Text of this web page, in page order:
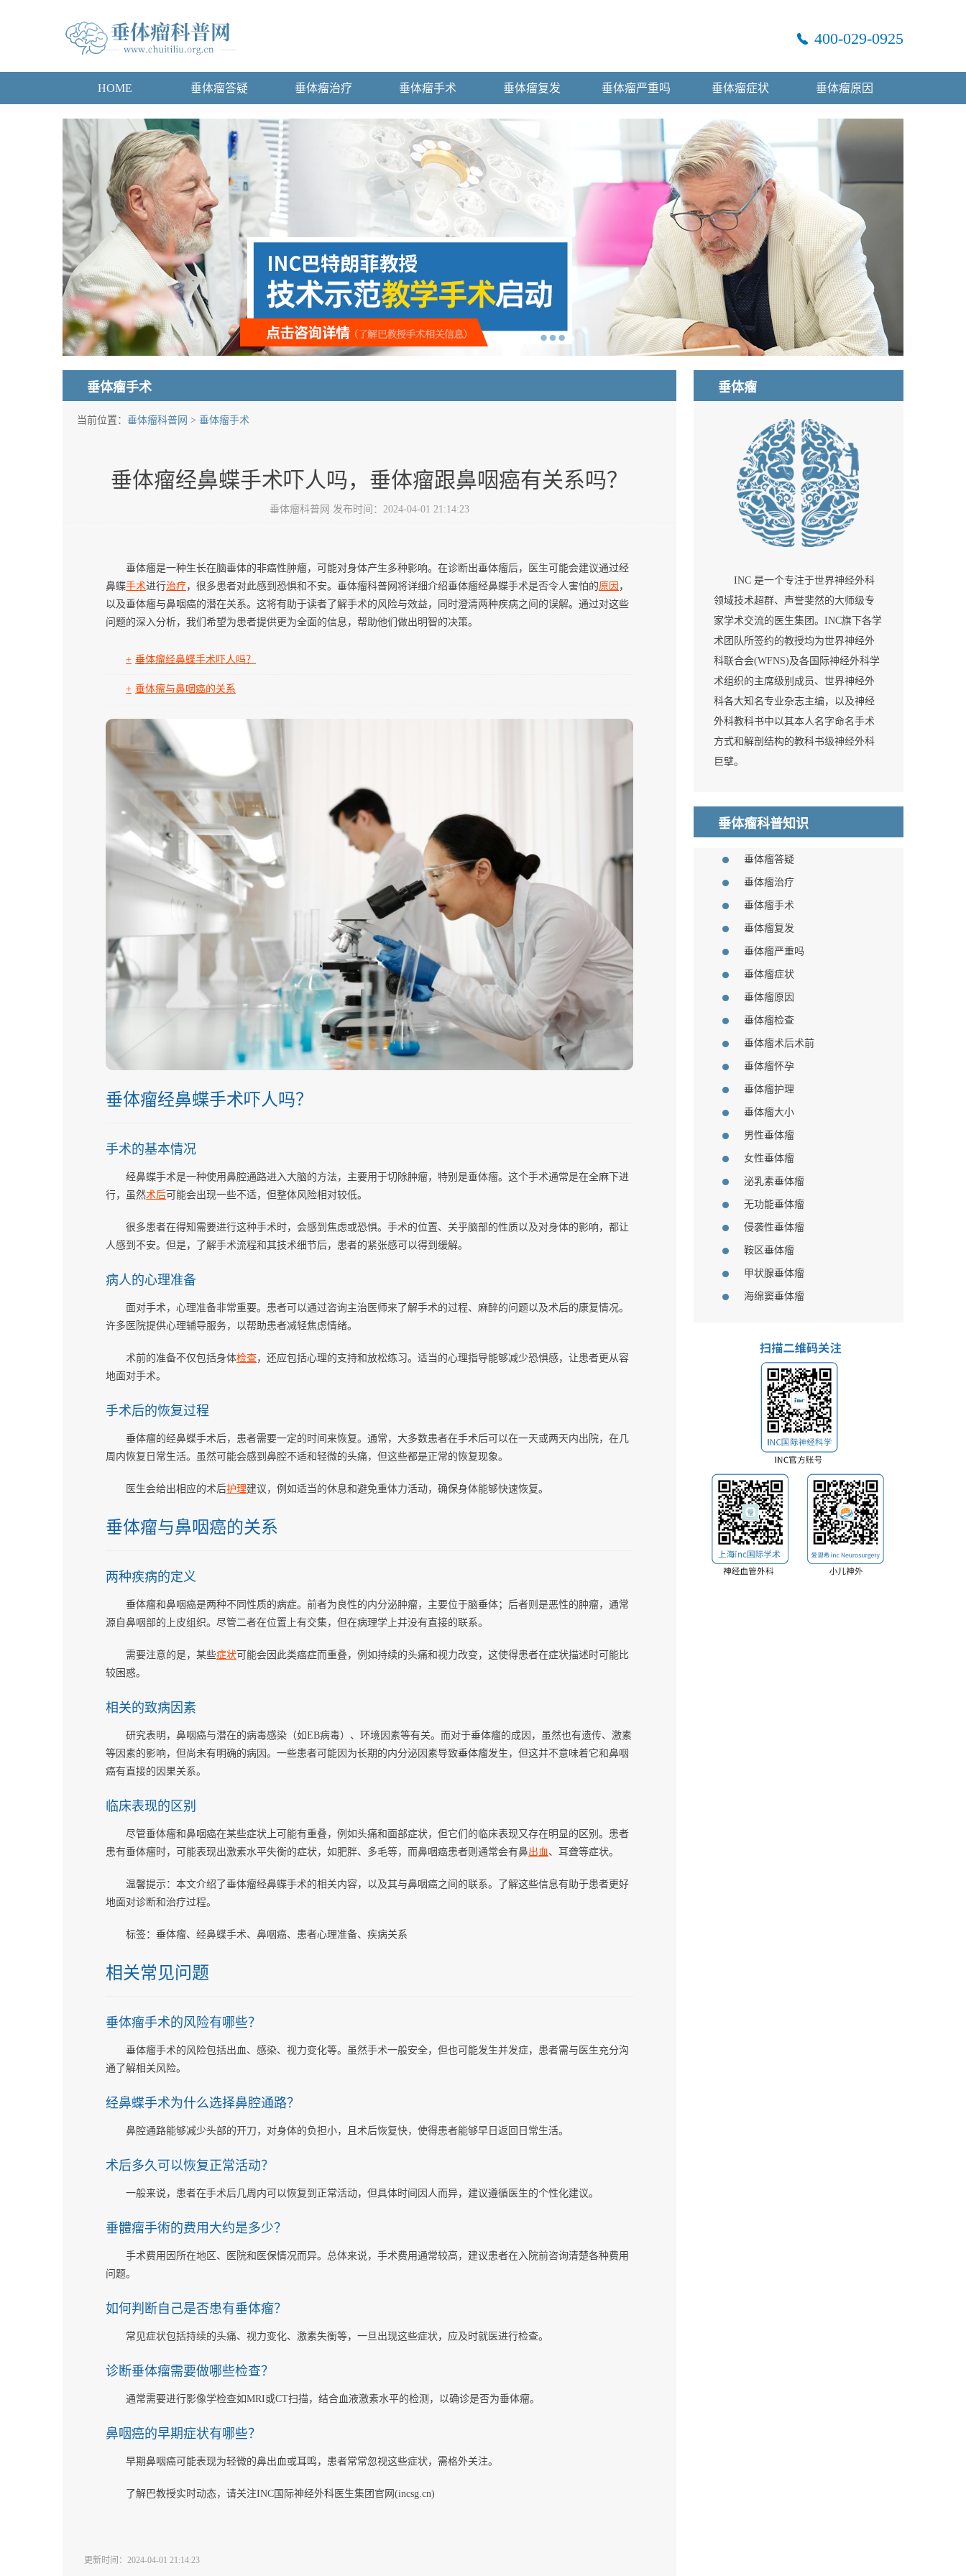
HOME 垂体瘤答疑 垂体瘤治疗 垂体瘤手术 垂体瘤复发 垂体瘤严重吗 垂体瘤症状 垂体瘤原因
400-029-0925
垂体瘤手术
当前位置： 垂体瘤科普网 > 垂体瘤手术
垂体瘤经鼻蝶手术吓人吗，垂体瘤跟鼻咽癌有关系吗？
垂体瘤科普网 发布时间：2024-04-01 21:14:23
垂体瘤是一种生长在脑垂体的非癌性肿瘤，可能对身体产生多种影响。在诊断出垂体瘤后，医生可能会建议通过经
鼻蝶手术进行治疗，很多患者对此感到恐惧和不安。垂体瘤科普网将详细介绍垂体瘤经鼻蝶手术是否令人害怕的原因 ，
以及垂体瘤与鼻咽癌的潜在关系。这将有助于读者了解手术的风险与效益，同时澄清两种疾病之间的误解。通过对这些
问题的深入分析，我们希望为患者提供更为全面的信息，帮助他们做出明智的决策。
垂体瘤经鼻蝶手术吓人吗？
垂体瘤与鼻咽癌的关系
垂体瘤经鼻蝶手术吓人吗？
手术的基本情况
经鼻蝶手术是一种使用鼻腔通路进入大脑的方法，主要用于切除肿瘤，特别是垂体瘤。这个手术通常是在全麻下进
行，虽然术后可能会出现一些不适，但整体风险相对较低。
很多患者在得知需要进行这种手术时，会感到焦虑或恐惧。手术的位置、关乎脑部的性质以及对身体的影响，都让
人感到不安。但是，了解手术流程和其技术细节后，患者的紧张感可以得到缓解。
病人的心理准备
面对手术，心理准备非常重要。患者可以通过咨询主治医师来了解手术的过程、麻醉的问题以及术后的康复情况。
许多医院提供心理辅导服务，以帮助患者减轻焦虑情绪。
术前的准备不仅包括身体检查，还应包括心理的支持和放松练习。适当的心理指导能够减少恐惧感，让患者更从容
地面对手术。
手术后的恢复过程
垂体瘤的经鼻蝶手术后，患者需要一定的时间来恢复。通常，大多数患者在手术后可以在一天或两天内出院，在几
周内恢复日常生活。虽然可能会感到鼻腔不适和轻微的头痛，但这些都是正常的恢复现象。
医生会给出相应的术后护理建议，例如适当的休息和避免重体力活动，确保身体能够快速恢复。
垂体瘤与鼻咽癌的关系
两种疾病的定义
垂体瘤和鼻咽癌是两种不同性质的病症。前者为良性的内分泌肿瘤，主要位于脑垂体；后者则是恶性的肿瘤，通常
源自鼻咽部的上皮组织。尽管二者在位置上有交集，但在病理学上并没有直接的联系。
需要注意的是，某些症状可能会因此类癌症而重叠，例如持续的头痛和视力改变，这使得患者在症状描述时可能比
较困惑。
相关的致病因素
研究表明，鼻咽癌与潜在的病毒感染（如EB病毒）、环境因素等有关。而对于垂体瘤的成因，虽然也有遗传、激素
等因素的影响，但尚未有明确的病因。一些患者可能因为长期的内分泌因素导致垂体瘤发生，但这并不意味着它和鼻咽
癌有直接的因果关系。
临床表现的区别
尽管垂体瘤和鼻咽癌在某些症状上可能有重叠，例如头痛和面部症状，但它们的临床表现又存在明显的区别。患者
患有垂体瘤时，可能表现出激素水平失衡的症状，如肥胖、多毛等，而鼻咽癌患者则通常会有鼻出血、耳聋等症状。
温馨提示：本文介绍了垂体瘤经鼻蝶手术的相关内容，以及其与鼻咽癌之间的联系。了解这些信息有助于患者更好
地面对诊断和治疗过程。
标签：垂体瘤、经鼻蝶手术、鼻咽癌、患者心理准备、疾病关系
相关常见问题
垂体瘤手术的风险有哪些？
垂体瘤手术的风险包括出血、感染、视力变化等。虽然手术一般安全，但也可能发生并发症，患者需与医生充分沟
通了解相关风险。
经鼻蝶手术为什么选择鼻腔通路？
鼻腔通路能够减少头部的开刀，对身体的负担小，且术后恢复快，使得患者能够早日返回日常生活。
术后多久可以恢复正常活动？
一般来说，患者在手术后几周内可以恢复到正常活动，但具体时间因人而异，建议遵循医生的个性化建议。
垂體瘤手術的费用大约是多少？
手术费用因所在地区、医院和医保情况而异。总体来说，手术费用通常较高，建议患者在入院前咨询清楚各种费用
问题。
如何判断自己是否患有垂体瘤？
常见症状包括持续的头痛、视力变化、激素失衡等，一旦出现这些症状，应及时就医进行检查。
诊断垂体瘤需要做哪些检查？
通常需要进行影像学检查如MRI或CT扫描，结合血液激素水平的检测，以确诊是否为垂体瘤。
鼻咽癌的早期症状有哪些？
早期鼻咽癌可能表现为轻微的鼻出血或耳鸣，患者常常忽视这些症状，需格外关注。
了解巴教授实时动态，请关注INC国际神经外科医生集团官网(incsg.cn)
更新时间：2024-04-01 21:14:23
垂体瘤
INC 是一个专注于世界神经外科
领域技术超群、声誉斐然的大师级专
家学术交流的医生集团。INC旗下各学
术团队所签约的教授均为世界神经外
科联合会(WFNS)及各国际神经外科学
术组织的主席级别成员、世界神经外
科各大知名专业杂志主编，以及神经
外科教科书中以其本人名字命名手术
方式和解剖结构的教科书级神经外科
巨擘。
垂体瘤科普知识
垂体瘤答疑
垂体瘤治疗
垂体瘤手术
垂体瘤复发
垂体瘤严重吗
垂体瘤症状
垂体瘤原因
垂体瘤检查
垂体瘤术后术前
垂体瘤怀孕
垂体瘤护理
垂体瘤大小
男性垂体瘤
女性垂体瘤
泌乳素垂体瘤
无功能垂体瘤
侵袭性垂体瘤
鞍区垂体瘤
甲状腺垂体瘤
海绵窦垂体瘤